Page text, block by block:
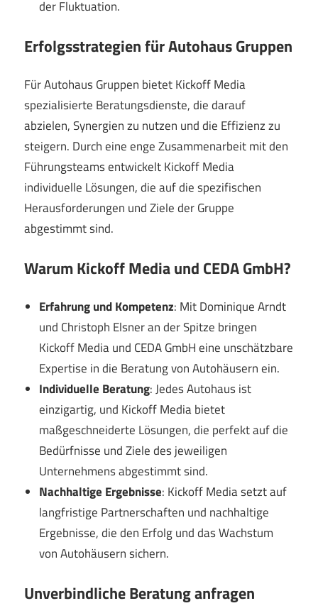
der Fluktuation.
Erfolgsstrategien für Autohaus Gruppen
Für Autohaus Gruppen bietet Kickoff Media
spezialisierte Beratungsdienste, die darauf
abzielen, Synergien zu nutzen und die Effizienz zu
steigern. Durch eine enge Zusammenarbeit mit den
Führungsteams entwickelt Kickoff Media
individuelle Lösungen, die auf die spezifischen
Herausforderungen und Ziele der Gruppe
abgestimmt sind.
Warum Kickoff Media und CEDA GmbH?
Erfahrung und Kompetenz: Mit Dominique Arndt
und Christoph Elsner an der Spitze bringen
Kickoff Media und CEDA GmbH eine unschätzbare
Expertise in die Beratung von Autohäusern ein.
Individuelle Beratung: Jedes Autohaus ist
einzigartig, und Kickoff Media bietet
maßgeschneiderte Lösungen, die perfekt auf die
Bedürfnisse und Ziele des jeweiligen
Unternehmens abgestimmt sind.
Nachhaltige Ergebnisse: Kickoff Media setzt auf
langfristige Partnerschaften und nachhaltige
Ergebnisse, die den Erfolg und das Wachstum
von Autohäusern sichern.
Unverbindliche Beratung anfragen